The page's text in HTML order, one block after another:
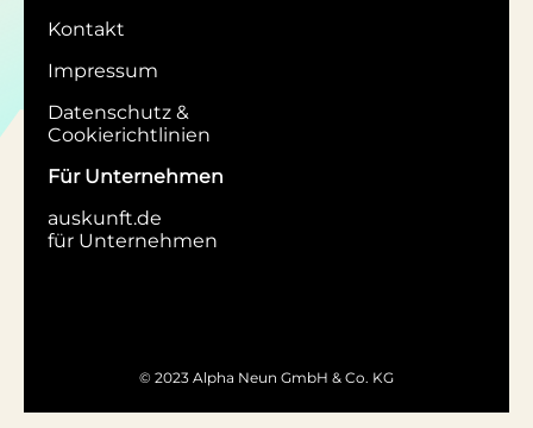
Kontakt
Impressum
Datenschutz &
Cookierichtlinien
Für Unternehmen
auskunft.de
für Unternehmen
© 2023 Alpha Neun GmbH & Co. KG